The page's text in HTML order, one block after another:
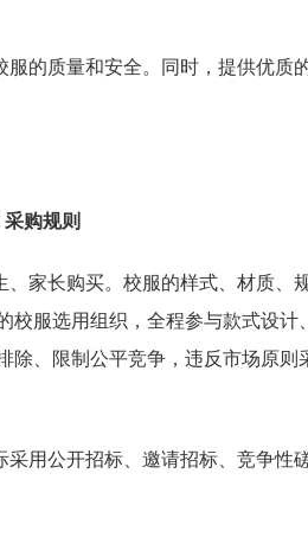
的质量和安全。同时，提供优质
采购规则
家长购买。校服的样式、材质、
服选用组织，全程参与款式设
除、限制公平竞争，违反市场原则
用公开招标、邀请招标、竞争性